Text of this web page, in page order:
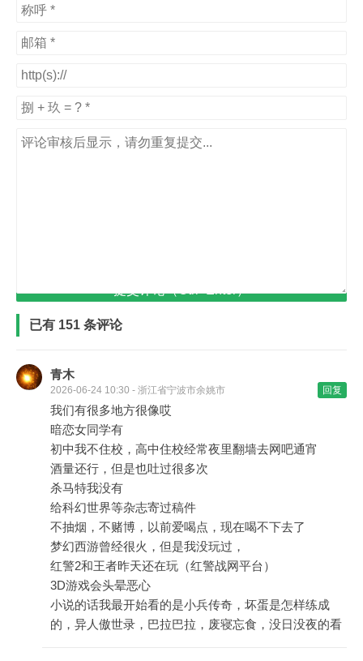
已有 151 条评论
青木
2026-06-24 10:30 - 浙江省宁波市余姚市 回复
我们有很多地方很像哎
暗恋女同学有
初中我不住校，高中住校经常夜里翻墙去网吧通宵
酒量还行，但是也吐过很多次
杀马特我没有
给科幻世界等杂志寄过稿件
不抽烟，不赌博，以前爱喝点，现在喝不下去了
梦幻西游曾经很火，但是我没玩过，
红警2和王者昨天还在玩（红警战网平台）
3D游戏会头晕恶心
小说的话我最开始看的是小兵传奇，坏蛋是怎样练成
的，异人傲世录，巴拉巴拉，废寝忘食，没日没夜的看